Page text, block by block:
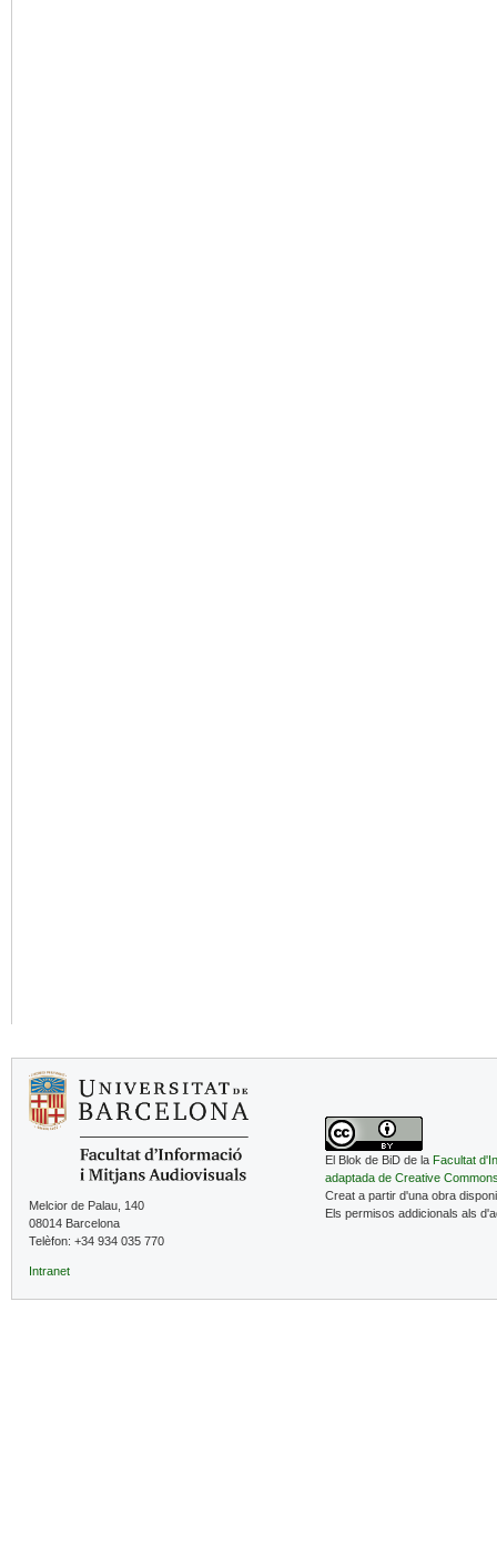
Melcior de Palau, 140
08014 Barcelona
Telèfon: +34 934 035 770
Intranet
El Blok de BiD de la Facultat
adaptada de Creative
Creat a partir d'una obra
Els permisos addicionals als